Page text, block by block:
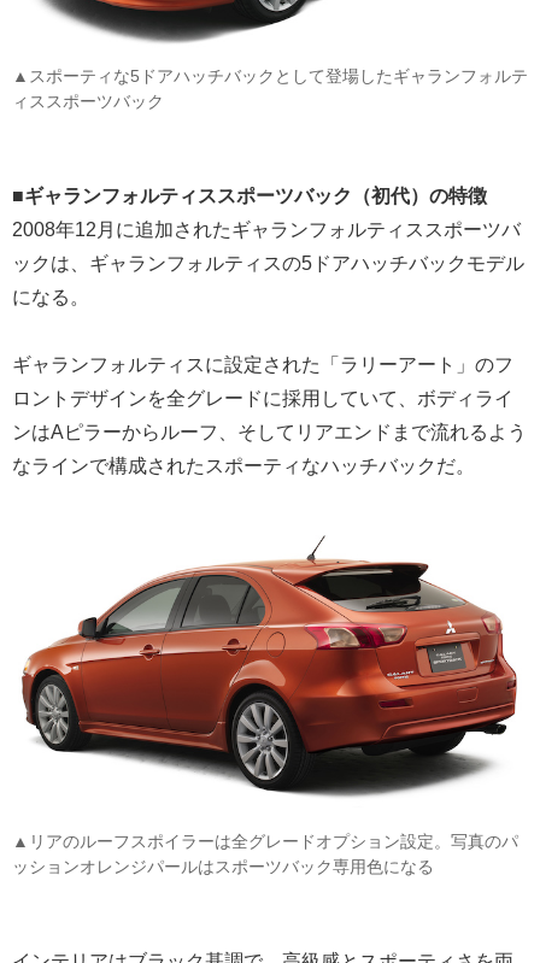
▲スポーティな5ドアハッチバックとして登場したギャランフォルテ
ィススポーツバック
■ギャランフォルティススポーツバック（初代）の特徴
2008年12月に追加されたギャランフォルティススポーツバ
ックは、ギャランフォルティスの5ドアハッチバックモデル
になる。
ギャランフォルティスに設定された「ラリーアート」のフ
ロントデザインを全グレードに採用していて、ボディライ
ンはAピラーからルーフ、そしてリアエンドまで流れるよう
なラインで構成されたスポーティなハッチバックだ。
▲リアのルーフスポイラーは全グレードオプション設定。写真のパ
ッションオレンジパールはスポーツバック専用色になる